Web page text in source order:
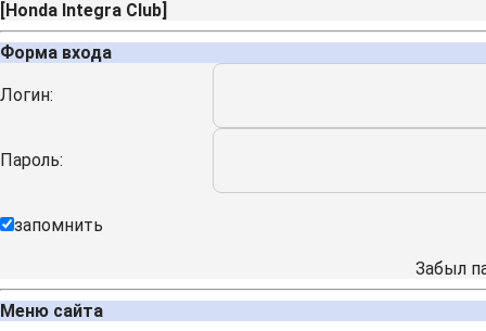
[Honda Integra Club]
Форма входа
Логин:
Пароль:
запомнить
Забыл
Меню сайта